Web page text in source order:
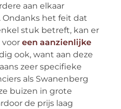
aan elkaar
het feit dat
stuk betreft, kan er
een aanzienlijke
ook, want aan deze
zeer specifieke
als Swanenberg
buizen in grote
de prijs laag